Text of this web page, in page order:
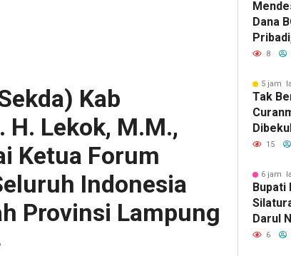
Kab
H. Lekok, M.M.,
Ketua Forum
Indonesia
Provinsi Lampung
Dana
8
5 jam
Tak
Aksi
15
6 jam
Bupati
Darul
6